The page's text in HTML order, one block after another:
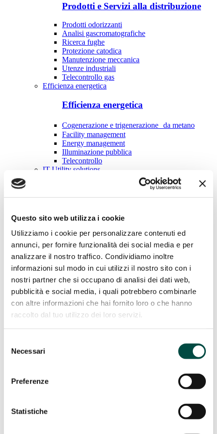
Questo sito web utilizza i cookie
Utilizziamo i cookie per personalizzare contenuti ed
annunci, per fornire funzionalità dei social media e per
analizzare il nostro traffico. Condividiamo inoltre
informazioni sul modo in cui utilizzi il nostro sito con i
nostri partner che si occupano di analisi dei dati web,
pubblicità e social media, i quali potrebbero combinarle
con altre informazioni che hai fornito loro o che hanno
raccolto dal tuo utilizzo dei loro servizi.
delNecessari
Preferenze
Statistiche
Prodotti e Servizi alla distribuzione
Prodotti odorizzanti
Analisi gascromatografiche
Ricerca fughe
Protezione catodica
Manutenzione meccanica
Utenze industriali
Telecontrollo gas
Efficienza energetica
Efficienza energetica
Cogenerazione e trigenerazione da metano
Facility management
Energy management
Illuminazione pubblica
Telecontrollo
IT Utility solutions
Suite Distribuzione
Contact Center
Control Room
Costruzione e manutenzione reti
Costruzione e manutenzione reti
Reti Gas
Teleriscaldamento
Adottiamo un comportamento responsabile per garantire una
crescita economica sostenibile per l’ambiente, per l’uomo e
Scopri di più